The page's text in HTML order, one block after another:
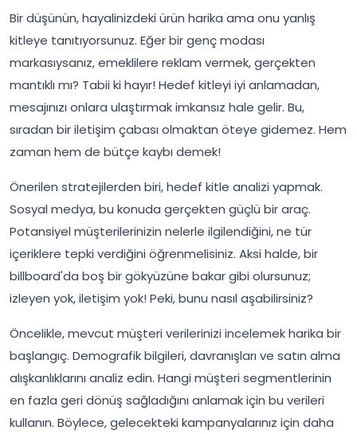
Bir düşünün, hayalinizdeki ürün harika ama onu yanlış
kitleye tanıtıyorsunuz. Eğer bir genç modası
markasıysanız, emeklilere reklam vermek, gerçekten
mantıklı mı? Tabii ki hayır! Hedef kitleyi iyi anlamadan,
mesajınızı onlara ulaştırmak imkansız hale gelir. Bu,
sıradan bir iletişim çabası olmaktan öteye gidemez. Hem
zaman hem de bütçe kaybı demek!
Önerilen stratejilerden biri, hedef kitle analizi yapmak.
Sosyal medya, bu konuda gerçekten güçlü bir araç.
Potansiyel müşterilerinizin nelerle ilgilendiğini, ne tür
içeriklere tepki verdiğini öğrenmelisiniz. Aksi halde, bir
billboard'da boş bir gökyüzüne bakar gibi olursunuz;
izleyen yok, iletişim yok! Peki, bunu nasıl aşabilirsiniz?
Öncelikle, mevcut müşteri verilerinizi incelemek harika bir
başlangıç. Demografik bilgileri, davranışları ve satın alma
alışkanlıklarını analiz edin. Hangi müşteri segmentlerinin
en fazla geri dönüş sağladığını anlamak için bu verileri
kullanın. Böylece, gelecekteki kampanyalarınız için daha